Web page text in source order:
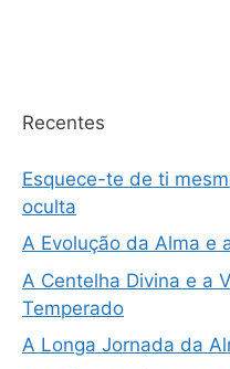
Recentes
Esquece-te de ti
oculta
A Evolução da Alma e
A Centelha Divina e a
Temperado
A Longa Jornada da